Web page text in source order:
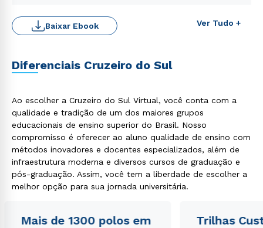
Ver Tudo +
Baixar Ebook
Diferenciais Cruzeiro do Sul
Ao escolher a Cruzeiro do Sul Virtual, você conta com a
qualidade e tradição de um dos maiores grupos
educacionais de ensino superior do Brasil. Nosso
compromisso é oferecer ao aluno qualidade de ensino com
métodos inovadores e docentes especializados, além de
infraestrutura moderna e diversos cursos de graduação e
pós-graduação. Assim, você tem a liberdade de escolher a
melhor opção para sua jornada universitária.
Mais de 1300 polos em
Trilhas
Rápido e fácil
WhatsApp
ou